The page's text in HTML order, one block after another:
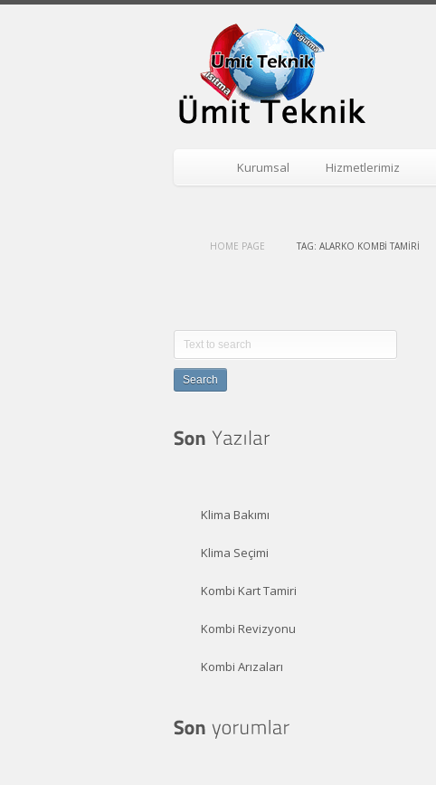
Kurumsal Hizmetlerimiz
HOME PAGE TAG: ALARKO KOMBI TAMIRI
Search
Klima Bakımı
Klima Seçimi
Kombi Kart Tamiri
Kombi Revizyonu
Kombi Arızaları